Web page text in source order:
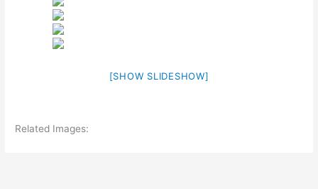
[SHOW SLIDESHOW]
Related Images: